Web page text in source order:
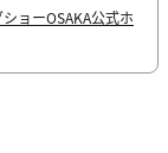
ョーOSAKA公式ホ